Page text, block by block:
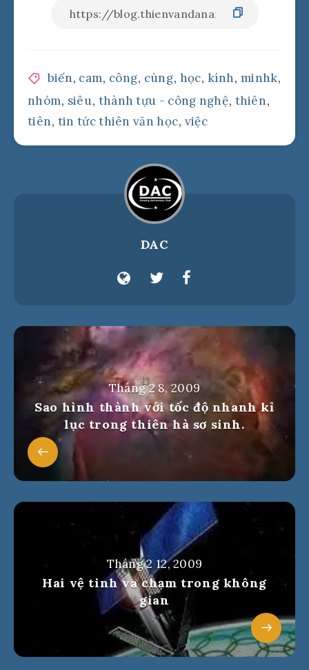
biến, cam, công, cùng, học,kính, minhk,
nhóm, siêu, thành tựu - công nghệ, thiên,
tiên, tin tức thiên văn học, việc
DAC
Tháng 2 8, 2009
Sao hình thành với tốc độ nhanh kỉ
lục trong thiên hà sơ sinh.
Tháng 2 12, 2009
Hai vệ tinh va chạm trong không
gian